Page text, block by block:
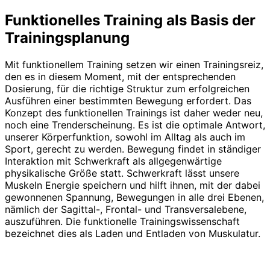
Funktionelles Training als Basis der
Trainingsplanung
Mit funktionellem Training setzen wir einen Trainingsreiz,
den es in diesem Moment, mit der entsprechenden
Dosierung, für die richtige Struktur zum erfolgreichen
Ausführen einer bestimmten Bewegung erfordert. Das
Konzept des funktionellen Trainings ist daher weder neu,
noch eine Trenderscheinung. Es ist die optimale Antwort,
unserer Körperfunktion, sowohl im Alltag als auch im
Sport, gerecht zu werden. Bewegung findet in ständiger
Interaktion mit Schwerkraft als allgegenwärtige
physikalische Größe statt. Schwerkraft lässt unsere
Muskeln Energie speichern und hilft ihnen, mit der dabei
gewonnenen Spannung, Bewegungen in alle drei Ebenen,
nämlich der Sagittal-, Frontal- und Transversalebene,
auszuführen. Die funktionelle Trainingswissenschaft
bezeichnet dies als Laden und Entladen von Muskulatur.